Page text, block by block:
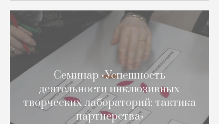
Семинар «Успешность
деятельности инклюзивных
творческих лабораторий: тактика
партнерства»